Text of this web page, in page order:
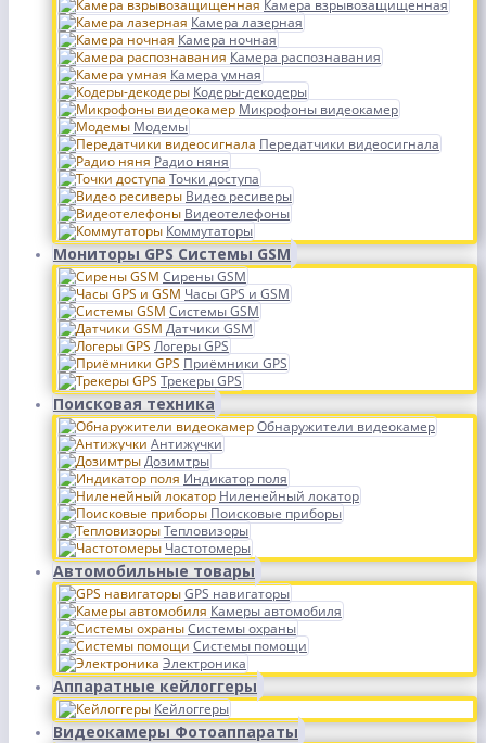
Камера взрывозащищенная
Камера лазерная
Камера ночная
Камера распознавания
Камера умная
Кодеры-декодеры
Микрофоны видеокамер
Модемы
Передатчики видеосигнала
Радио няня
Точки доступа
Видео ресиверы
Видеотелефоны
Коммутаторы
Мониторы GPS Системы GSM
Сирены GSM
Часы GPS и GSM
Системы GSM
Датчики GSM
Логеры GPS
Приёмники GPS
Трекеры GPS
Поисковая техника
Обнаружители видеокамер
Антижучки
Дозимтры
Индикатор поля
Ниленейный локатор
Поисковые приборы
Тепловизоры
Частотомеры
Автомобильные товары
GPS навигаторы
Камеры автомобиля
Системы охраны
Системы помощи
Электроника
Аппаратные кейлоггеры
Кейлоггеры
Видеокамеры Фотоаппараты